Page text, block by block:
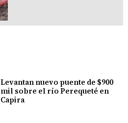
Levantan nuevo puente de $900
mil sobre el río Perequeté en
Capira